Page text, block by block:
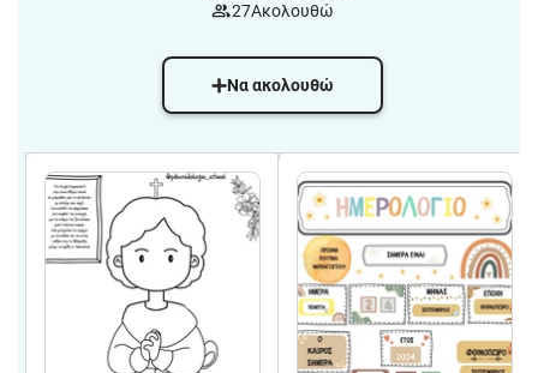
27Ακολουθώ
Να ακολουθώ